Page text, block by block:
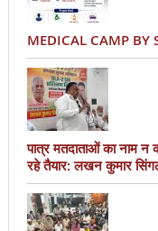
MEDICAL CAMP BY
पात्र मतदाताओं का नाम न
रहे तैयार: लखन कुमार